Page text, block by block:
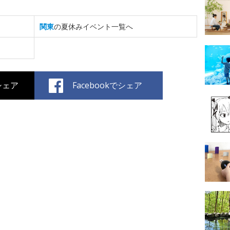
関東の夏休みイベント一覧へ
ア Facebookでシェア